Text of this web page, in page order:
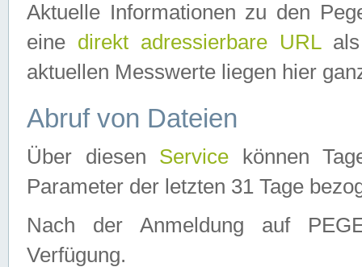
Aktuelle Informationen zu den
eine direkt adressierbare URLals
aktuellen Messwerte liegen hier
Abruf von Dateien
Über diesen Service können
Parameter der letzten 31 Tage
Nach der Anmeldung auf
Verfügung.